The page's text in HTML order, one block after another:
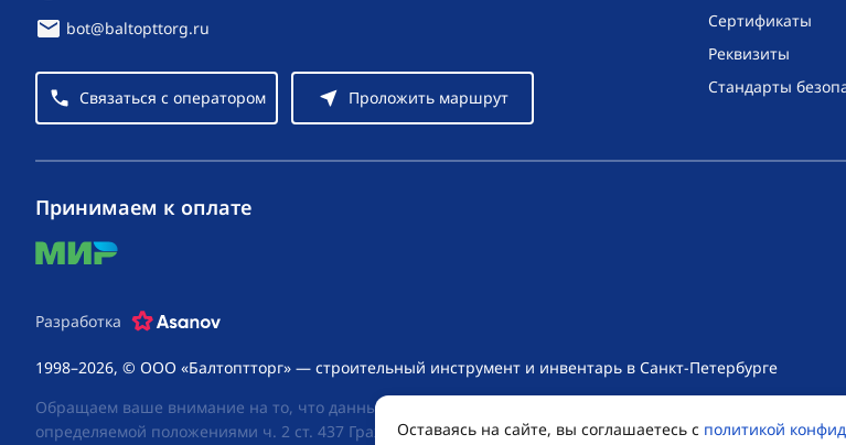
Сертификаты
Реквизиты
Стандарты
bot@baltopttorg.ru
Связаться с оператором Проложить маршрут
1998–2026, © ООО «Балтоптторг» — строительный инструмент и инвентарь в Санкт-Петербурге
Обращаем ваше внимание на то, что данный интернет-сайт носит исключительно информационный
определяемой положениями ч. 2 ст. 437 Гражданского кодекса Российской Федерации. Для получения
Принимаем к оплате
mir
Разработка
Оставаясь на сайте, вы соглашаетесь с политикой